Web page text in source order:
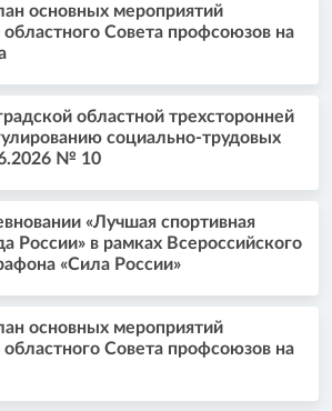
основных мероприятий
областного Совета профсоюзов на
областной трехсторонней
социально-трудовых
№ 10
«Лучшая спортивная
России» в рамках Всероссийского
«Сила России»
основных мероприятий
областного Совета профсоюзов на